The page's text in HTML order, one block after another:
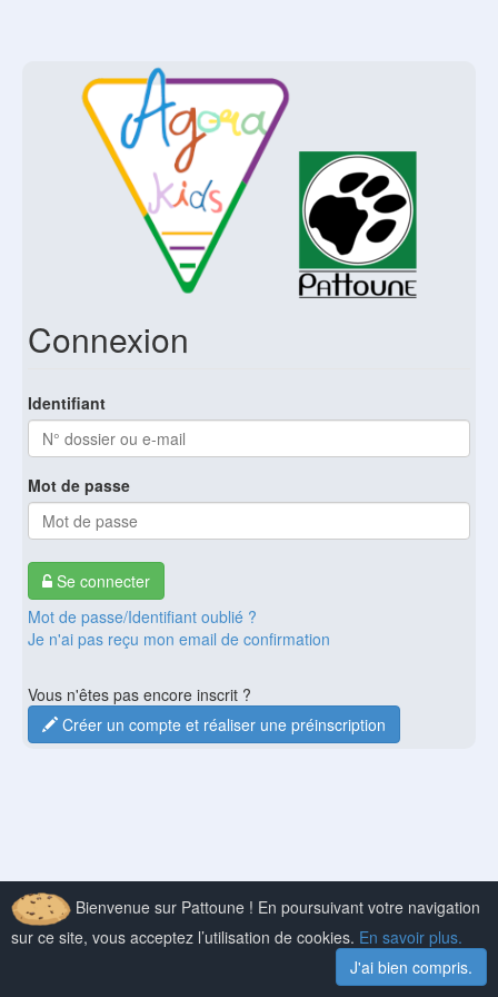
Connexion
Identifiant
Mot de passe
Se connecter
Mot de passe/Identifiant oublié ?
Je n'ai pas reçu mon email de confirmation
Vous n'êtes pas encore inscrit ?
Créer un compte et réaliser une préinscription
Bienvenue sur Pattoune ! En poursuivant votre navigation
sur ce site, vous acceptez l’utilisation de cookies. En savoir plus.
J'ai bien compris.